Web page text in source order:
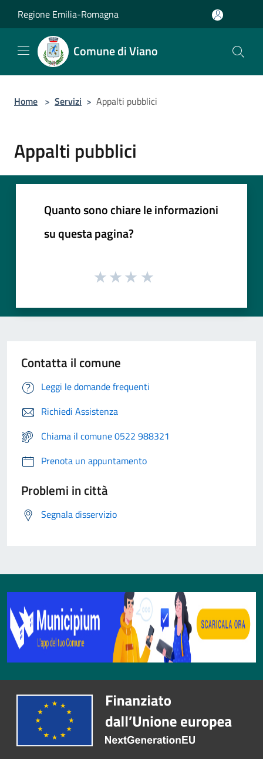
Regione Emilia-Romagna
Comune di Viano
Home > Servizi > Appalti pubblici
Appalti pubblici
Quanto sono chiare le informazioni
su questa pagina?
Contatta il comune
Leggi le domande frequenti
Richiedi Assistenza
Chiama il comune 0522 988321
Prenota un appuntamento
Problemi in città
Segnala disservizio